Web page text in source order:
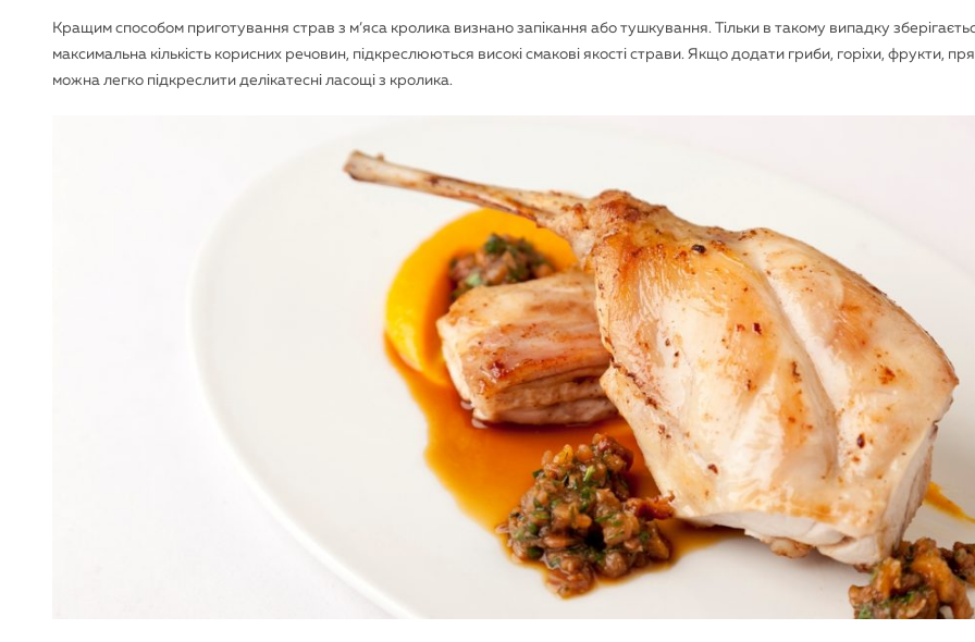
Кращим способом приготування страв з м’яса кролика визнано запікання або тушкування. Тільки в такому випадку
максимальна кількість корисних речовин, підкреслюються високі смакові якості страви. Якщо додати гриби, горіхи, фрукти,
можна легко підкреслити делікатесні ласощі з кролика.